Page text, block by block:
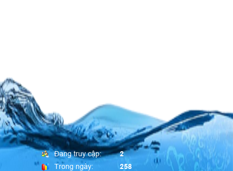
Đang truy cập:
2
Trong ngày:
258